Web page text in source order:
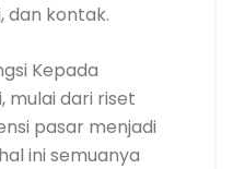
dan kontak.
Kepada
mulai dari riset
pasar menjadi
ini semuanya